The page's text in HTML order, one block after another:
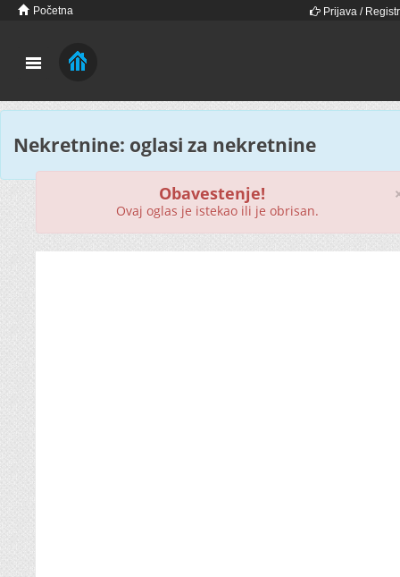
Početna Prijava /
Nekretnine: oglasi za nekretnine
Obavestenje!
Ovaj oglas je istekao ili je obrisan.